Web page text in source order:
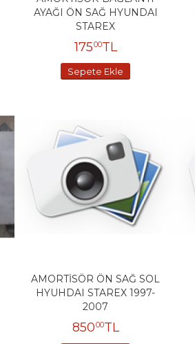
AYAĞI ÖN SAĞ HYUNDAI
STAREX
17500TL
Sepete Ekle
AMORTİSÖR ÖN SAĞ SOL
HYUHDAI STAREX 1997-
2007
85000TL